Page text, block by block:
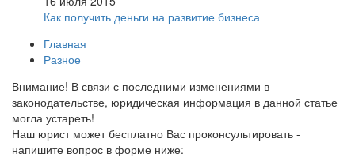
Как получить деньги на развитие бизнеса
Главная
Разное
Внимание! В связи с последними изменениями в
законодательстве, юридическая информация в данной статье
могла устареть!
Наш юрист может бесплатно Вас проконсультировать -
напишите вопрос в форме ниже: